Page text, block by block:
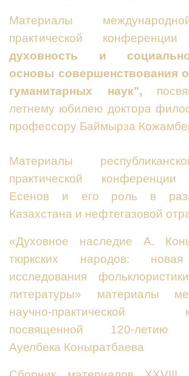
Материалы
практической конференции
духовность и социально-
основы совершенствования
гуманитарных наук",
летнему юбилею доктора
профессору Баймырза
Материалы
практической
Есенов и его роль в
Казахстана и нефтегазовой
«Духовное наследие А.
тюркских народов: новая
исследования
литературы» материалы
научно-практической
посвященной 120-летию
Ауелбека Коныратбаева